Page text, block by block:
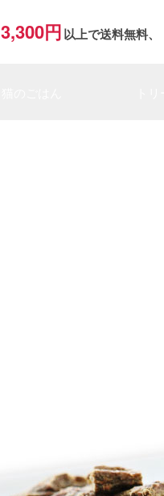
3,300円以上で送料無料、